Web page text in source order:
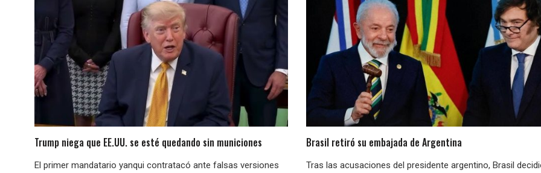
Trump niega que EE.UU. se esté quedando sin municiones
El primer mandatario yanqui contratacó ante falsas versiones
Brasil retiró su embajada de Argentina
Tras las acusaciones del presidente argentino, Brasil